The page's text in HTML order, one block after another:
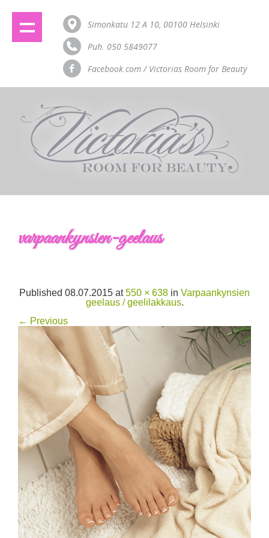
Simonkatu 12 A 10, 00100 Helsinki
Puh. 050 5849077
Facebook.com / Victorias Room for Beauty
varpaankynsien-geelaus
Published 08.07.2015 at550 × 638 in Varpaankynsien
geelaus / geelilakkaus.
← Previous